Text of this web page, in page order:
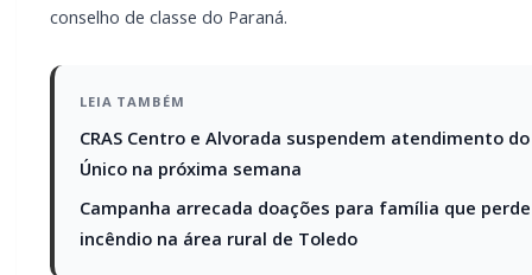
conselho de classe do Paraná.
LEIA TAMBÉM
CRAS Centro e Alvorada suspendem atendimento
Único na próxima semana
Campanha arrecada doações para família que
incêndio na área rural de Toledo